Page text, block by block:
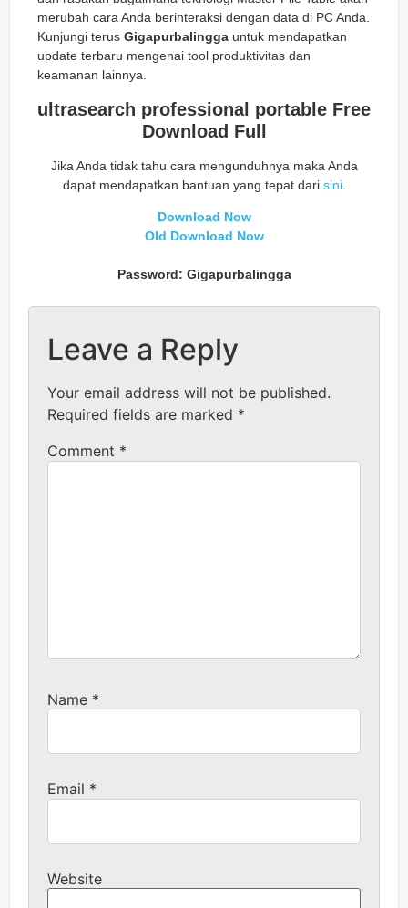
merubah cara Anda berinteraksi dengan data di PC Anda.
Kunjungi terus Gigapurbalingga untuk mendapatkan
update terbaru mengenai tool produktivitas dan
keamanan lainnya.
ultrasearch professional portable Free
Download Full
Jika Anda tidak tahu cara mengunduhnya maka Anda
dapat mendapatkan bantuan yang tepat dari sini.
Download Now
Old Download Now
Password: Gigapurbalingga
Leave a Reply
Your email address will not be published.
Required fields are marked *
Comment *
Name *
Email *
Website